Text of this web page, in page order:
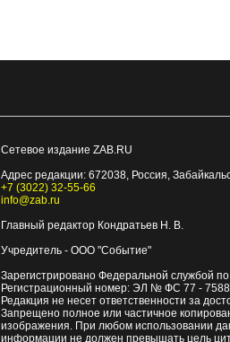
Сетевое издание ZAB.RU
Адрес редакции: 672038, Россия,
+7 (3022) 32-55-66
info@zab.ru
Главный редактор Кондратьев Н. В.
Учредитель - ООО "Событие"
Зарегистрировано Федеральной службой
Регистрационный номер: ЭЛ № ФС 77 -
Редакция не несет ответственности за
Запрещено полное или частичное
изображения. При любом использовании
информации не должен превышать цель